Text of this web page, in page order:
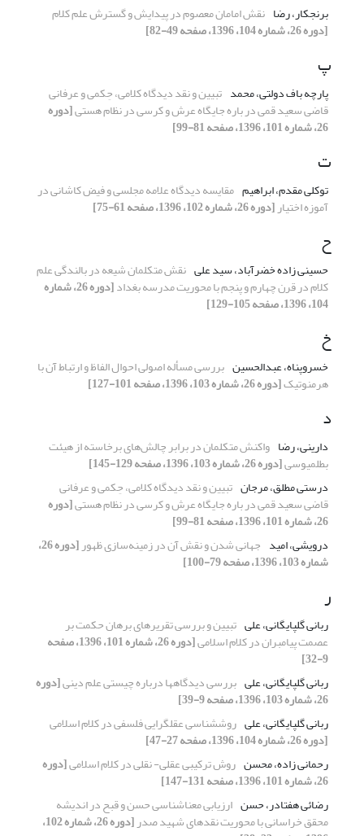
برنجکار، رضا نقش امامان معصوم در پیدایش و گسترش علم کلام
[دوره 26، شماره 104، 1396، صفحه 49-82]
پ
پارچه باف دولتی، محمد تبیین و نقد دیدگاه کلامی، حِکمی و عرفانی
قاضی سعید قمی در باره جایگاه عرش و کرسی در نظام هستی[دوره
26، شماره 101، 1396، صفحه 81-99]
ت
توکلی مقدم، ابراهیم مقایسه دیدگاه علامه مجلسی و فیض کاشانی در
آموزه اختیار[دوره 26، شماره 102، 1396، صفحه 61-75]
ح
حسینی زاده خضرآباد، سید علی نقش متکلمان شیعه در بالندگی علم
کلام در قرن چهارم و پنجم با محوریت مدرسه بغداد [دوره 26، شماره
104، 1396، صفحه 105-129]
خ
خسروپناه، عبدالحسین بررسی مسأله اصولی احوال الفاظ و ارتباط آن با
هرمنوتیک[دوره 26، شماره 103، 1396، صفحه 101-127]
د
دارینی، رضا واکنش متکلمان در برابر چالش‌های برخاسته از هیئت
بطلمیوسی[دوره 26، شماره 103، 1396، صفحه 129-145]
درستی مطلق، مرجان تبیین و نقد دیدگاه کلامی، حِکمی و عرفانی
قاضی سعید قمی در باره جایگاه عرش و کرسی در نظام هستی[دوره
26، شماره 101، 1396، صفحه 81-99]
درویشی، امید جهانی شدن و نقش آن در زمینه‌سازی ظهور [دوره 26،
شماره 103، 1396، صفحه 79-100]
ر
ربانی گلپایگانی، علی تبیین و بررسی تقریرهای برهان حکمت بر
عصمت پیامبران در کلام اسلامی [دوره 26، شماره 101، 1396، صفحه
9-32]
ربانی گلپایگانی، علی بررسی دیدگاه‎ها درباره چیستی علم دینی [دوره
26، شماره 103، 1396، صفحه 9-39]
ربانی گلپایگانی، علی روششناسی عقلگرایی فلسفی در کلام اسلامی
[دوره 26، شماره 104، 1396، صفحه 27-47]
رحمانی زاده، محسن روش ترکیبی عقلی- نقلی در کلام اسلامی[دوره
26، شماره 101، 1396، صفحه 131-147]
رضائی هفتادر، حسن ارزیابی معناشناسی حسن و قبح در اندیشه
محقق خراسانی با محوریت نقدهای شهید صدر [دوره 26، شماره 102،